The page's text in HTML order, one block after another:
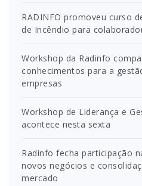
RADINFO promoveu curso
de Incêndio para
Workshop da Radinfo
conhecimentos para a
empresas
Workshop de Liderança e
acontece nesta sexta
Radinfo fecha participação
novos negócios e
mercado